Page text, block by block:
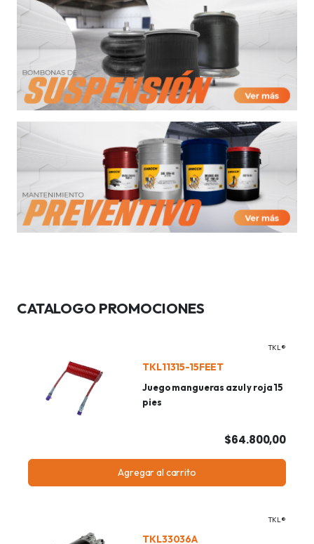
CATALOGO PROMOCIONES
TKL®
TKL11315-15FEET
Juego mangueras azul y roja 15
pies
$64.800,00
Agregar al carrito
TKL®
TKL33036A